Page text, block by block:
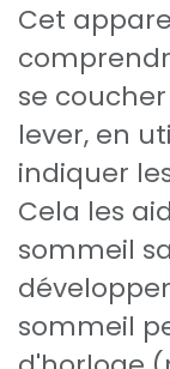
Cet
se
lever, en
indiquer
Cela les
sommeil
sommeil